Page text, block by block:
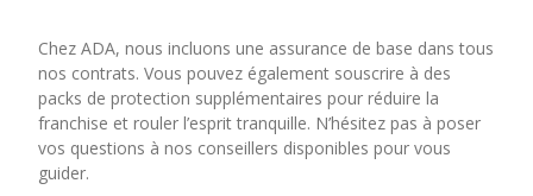
Chez ADA, nous incluons une assurance de base dans tous
nos contrats. Vous pouvez également souscrire à des
packs de protection supplémentaires pour réduire la
franchise et rouler l’esprit tranquille. N’hésitez pas à poser
vos questions à nos conseillers disponibles pour vous
guider.